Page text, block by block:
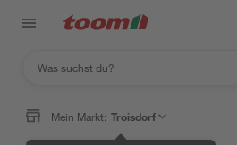
Mein Markt: Troisdorf